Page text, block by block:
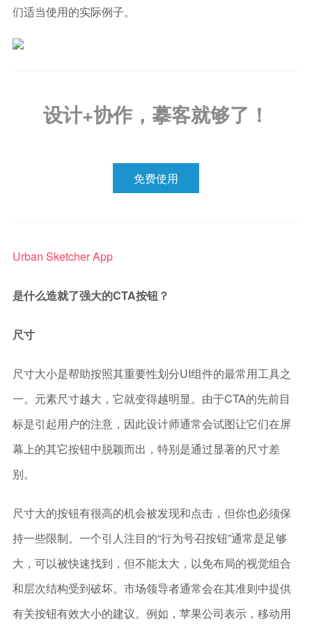
们适当使用的实际例子。
设计+协作，摹客就够了！
免费使用
Urban Sketcher App
是什么造就了强大的CTA按钮？
尺寸
尺寸大小是帮助按照其重要性划分UI组件的最常用工具之
一。元素尺寸越大，它就变得越明显。由于CTA的先前目
标是引起用户的注意，因此设计师通常会试图让它们在屏
幕上的其它按钮中脱颖而出，特别是通过显著的尺寸差
别。
尺寸大的按钮有很高的机会被发现和点击，但你也必须保
持一些限制。一个引人注目的“行为号召按钮”通常是足够
大，可以被快速找到，但不能太大，以免布局的视觉组合
和层次结构受到破坏。市场领导者通常会在其准则中提供
有关按钮有效大小的建议。例如，苹果公司表示，移动用